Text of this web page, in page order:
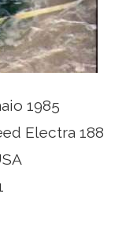
1985
Electra 188